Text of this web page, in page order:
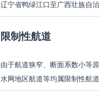
辽宁省鸭绿江口至广西壮族自
限制性航道
由于航道狭窄、断面系数小等
水网地区航道等均属限制性航